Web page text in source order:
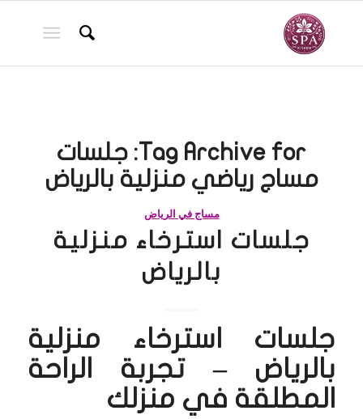
Tag Archive for: جلسات
مساج رياضي منزلية بالرياض
مساج في الرياض
جلسات استرخاء منزلية
بالرياض
جلسات استرخاء منزلية
بالرياض – تجربة الراحة
المطلقة في منزلك